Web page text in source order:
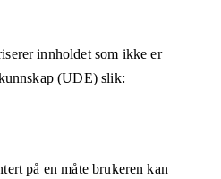
innholdet som ikke er
(UDE)slik:
på en måte brukeren kan